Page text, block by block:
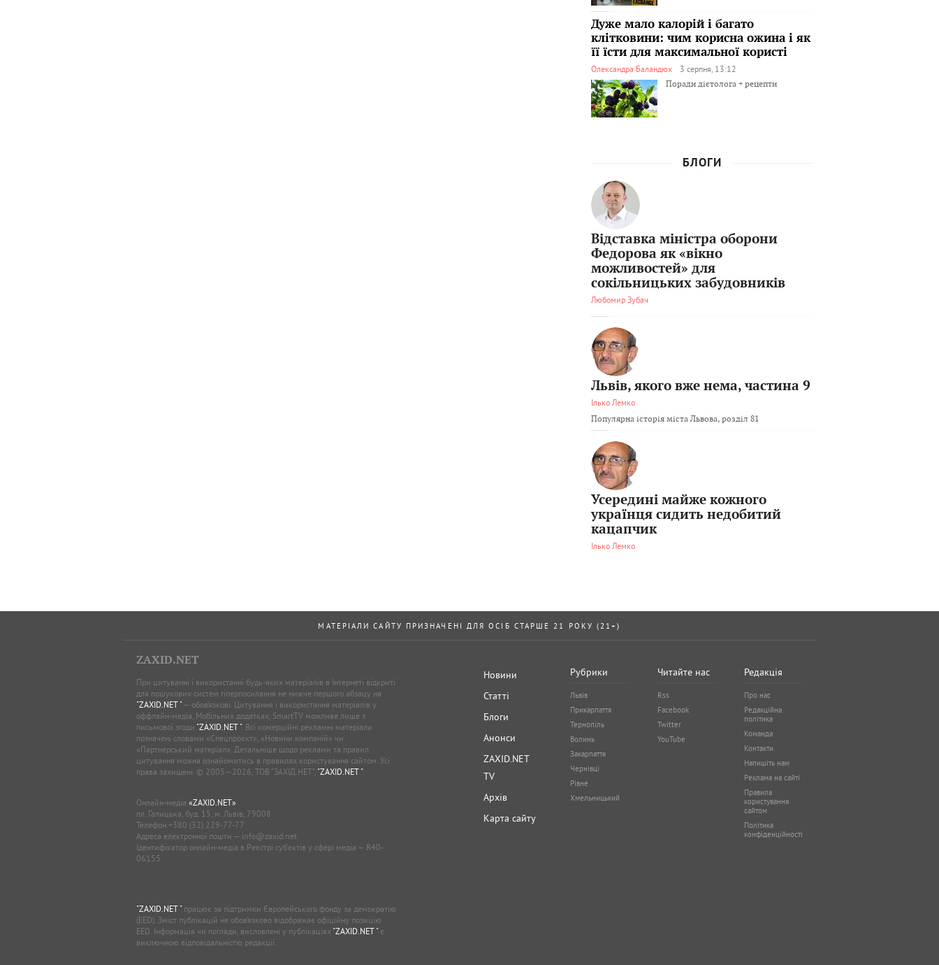
Дуже мало калорій і багато
клітковини: чим корисна ожина і як
її їсти для максимальної користі
Олександра Баландюх
3 серпня, 13:12
Поради дієтолога + рецепти
БЛОГИ
Відставка міністра оборони
Федорова як «вікно
можливостей» для
сокільницьких забудовників
Любомир Зубач
Львів, якого вже нема, частина 9
Ілько Лемко
Популярна історія міста Львова, розділ 81
Усередині майже кожного
українця сидить недобитий
кацапчик
Ілько Лемко
МАТЕРІАЛИ САЙТУ ПРИЗНАЧЕНІ ДЛЯ ОСІБ СТАРШЕ 21 РОКУ (21+)
ZAXID.NET
При цитуванні і використанні будь-яких матеріалів в Інтернеті відкриті
для пошукових систем гіперпосилання не нижче першого абзацу на
"ZAXID.NET "— обов’язкові. Цитування і використання матеріалів у
оффлайн-медіа, Мобільних додатках, SmartTV можливе лише з
письмової згоди "ZAXID.NET ". Всі комерційні рекламні матеріали
позначені словами «Спецпроєкт», «Новини компаній» чи
«Партнерський матеріал». Детальніше щодо реклами та правил
цитування можна ознайомитись в правилах користування сайтом. Усі
права захищені. © 2005—2026, ТОВ “ЗАХІД.НЕТ”, "ZAXID.NET ".
Онлайн-медіа «ZAXID.NET»
пл. Галицька, буд. 15, м. Львів, 79008
Телефон +380 (32) 229-77-77
Адреса електронної пошти — info@zaxid.net
Ідентифікатор онлайн-медіа в Реєстрі суб'єктів у сфері медіа — R40-
06155
"ZAXID.NET "працює за підтримки Європейського фонду за демократію
(EED). Зміст публікацій не обов’язково відображає офіційну позицію
EED. Інформація чи погляди, висловлені у публікаціях "ZAXID.NET "є
виключною відповідальністю редакції.
Новини
Статті
Блоги
Анонси
ZAXID.NET
TV
Архів
Карта сайту
Рубрики
Львів
Прикарпаття
Тернопіль
Волинь
Закарпаття
Чернівці
Рівне
Хмельницький
Читайте нас
Rss
Facebook
Twitter
YouTube
Редакція
Про нас
Редакційна
політика
Команда
Контакти
Напишіть нам
Реклама на сайті
Правила
користування
сайтом
Політика
конфіденційності